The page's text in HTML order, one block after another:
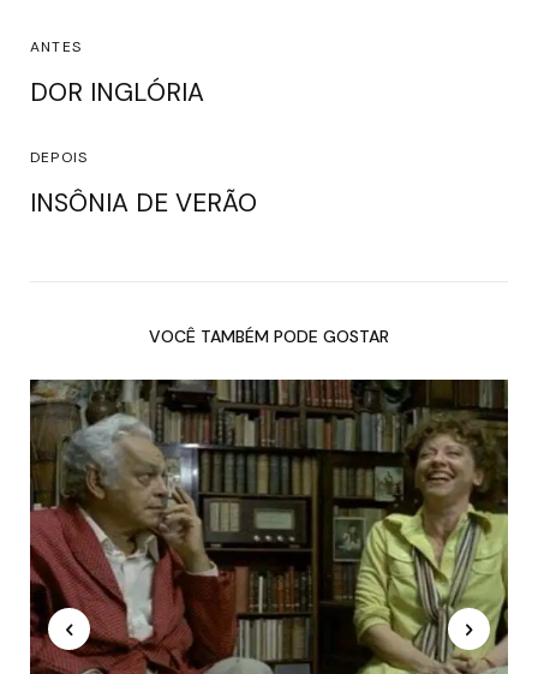
ANTES
DOR INGLÓRIA
DEPOIS
INSÔNIA DE VERÃO
VOCÊ TAMBÉM PODE GOSTAR